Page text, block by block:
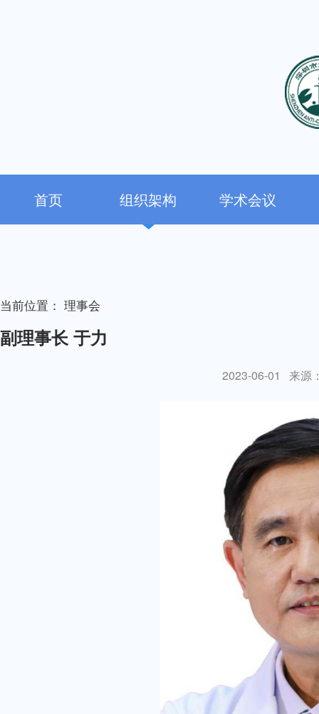
首页 组织架构 学术会议
当前位置： 理事会
副理事长 于力
2023-06-01 来源